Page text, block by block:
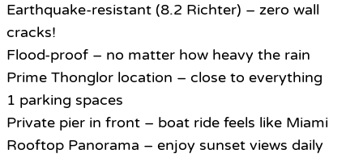
Earthquake-resistant (8.2 Richter) – zero wall
cracks!
Flood-proof – no matter how heavy the rain
Prime Thonglor location – close to everything
1 parking spaces
Private pier in front – boat ride feels like Miami
Rooftop Panorama – enjoy sunset views daily